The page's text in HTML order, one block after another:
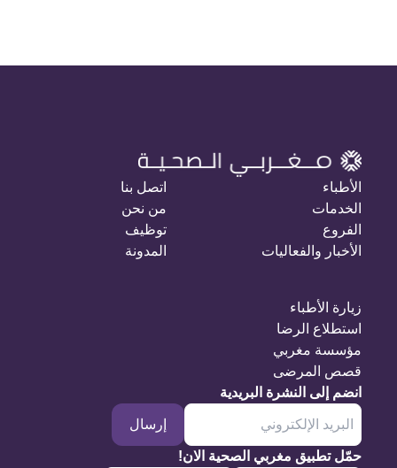
الأطباء
الخدمات
الفروع
الأخبار والفعاليات
اتصل بنا
من نحن
توظيف
المدونة
زيارة الأطباء
استطلاع الرضا
مؤسسة مغربي
قصص المرضى
انضم إلى النشرة البريدية
إرسال
حمّل تطبيق مغربي الصحية الان!